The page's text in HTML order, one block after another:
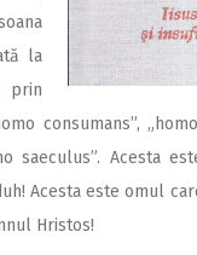
la
prin
consumans”,
saeculus”. Acesta
Acesta este omul
Hristos!